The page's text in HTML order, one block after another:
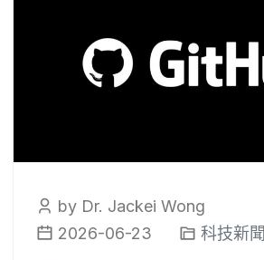
by Dr. Jackei Wong
2026-06-23
科技新聞